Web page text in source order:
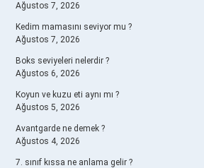
Ağustos 7, 2026
Kedim mamasını seviyor mu ?
Ağustos 7, 2026
Boks seviyeleri nelerdir ?
Ağustos 6, 2026
Koyun ve kuzu eti aynı mı ?
Ağustos 5, 2026
Avantgarde ne demek ?
Ağustos 4, 2026
7. sınıf kıssa ne anlama gelir ?